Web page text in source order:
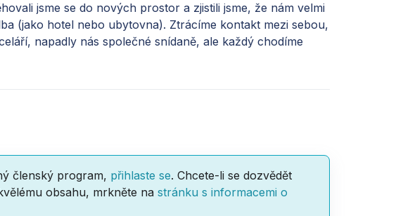
jsme se do nových prostor a zjistili jsme, že nám velmi
(jako hotel nebo ubytovna). Ztrácíme kontakt mezi sebou,
napadly nás společné snídaně, ale každý chodíme
členský program, přihlaste se. Chcete-li se dozvědět
obsahu, mrkněte na stránku s informacemi o